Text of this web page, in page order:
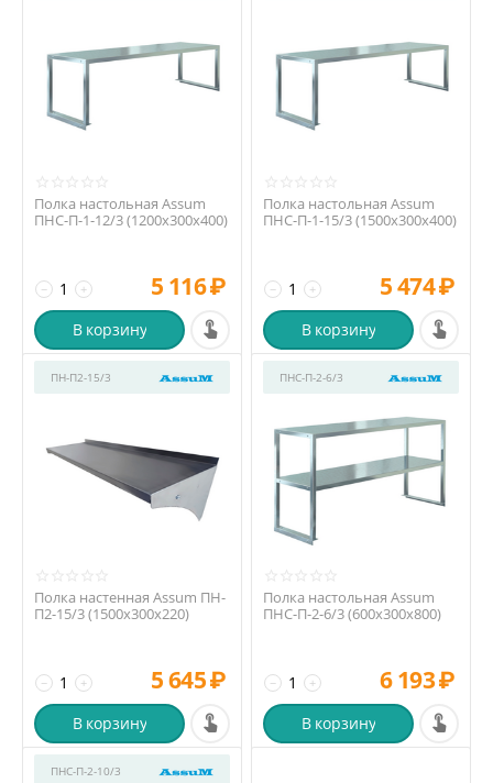
Полка настольная Assum
ПНС-П-1-12/3 (1200х300х400)
+
− 5 116₽
В корзину
Полка настольная Assum
ПНС-П-1-15/3 (1500х300х400)
+
− 5 474₽
В корзину
ПН-П2-15/3
Полка настенная Assum ПН-
П2-15/3 (1500х300х220)
+
− 5 645₽
В корзину
ПНС-П-2-6/3
Полка настольная Assum
ПНС-П-2-6/3 (600х300х800)
+
− 6 193₽
В корзину
ПНС-П-2-10/3